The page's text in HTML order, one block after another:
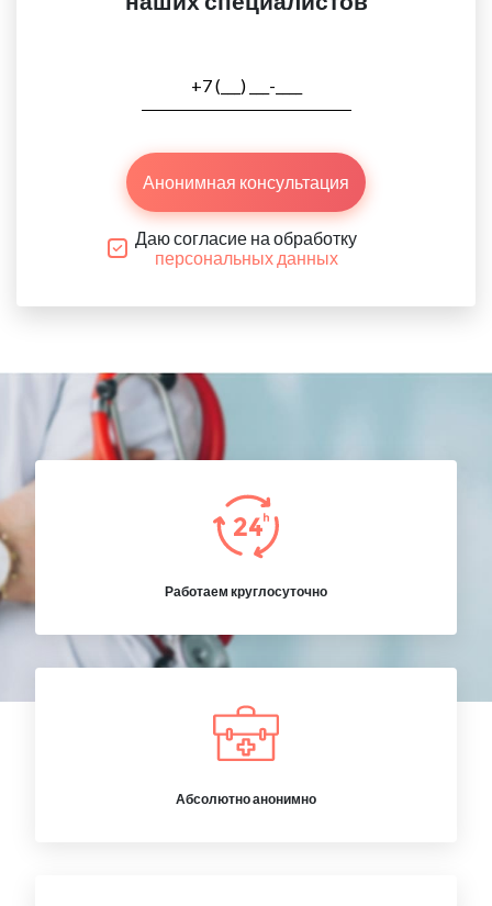
Анонимная консультация
Даю согласие на обработку
персональных данных
Работаем круглосуточно
Абсолютно анонимно